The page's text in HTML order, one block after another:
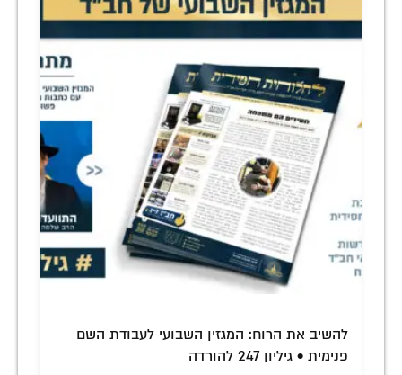
להשיב את הרוח: המגזין השבועי לעבודת השם
פנימית • גיליון 247 להורדה